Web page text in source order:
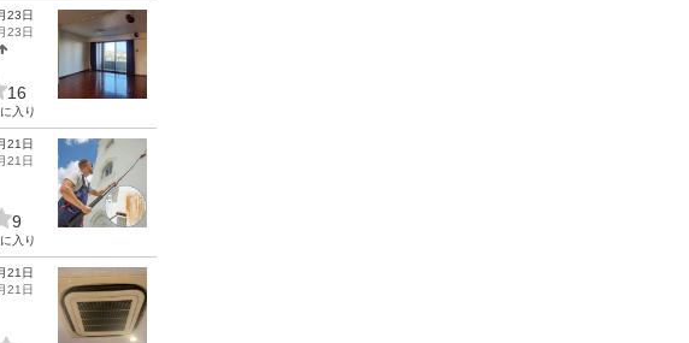
23日
23日
16
入り
21日
21日
9
入り
21日
21日